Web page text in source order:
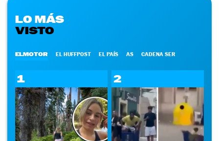
LO MÁS
VISTO
ELMOTOR EL HUFFPOST EL PAÍS AS CADENA SER
1 2